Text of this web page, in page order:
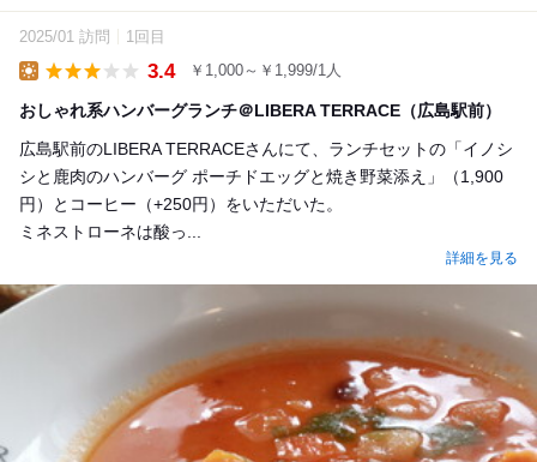
2025/01 訪問 1回目
3.4 ￥1,000～￥1,999/1人
おしゃれ系ハンバーグランチ＠LIBERA TERRACE（広島駅前）
広島駅前のLIBERA TERRACEさんにて、ランチセットの「イノシ
シと鹿肉のハンバーグ ポーチドエッグと焼き野菜添え」（1,900
円）とコーヒー（+250円）をいただいた。
ミネストローネは酸っ...
詳細を見る